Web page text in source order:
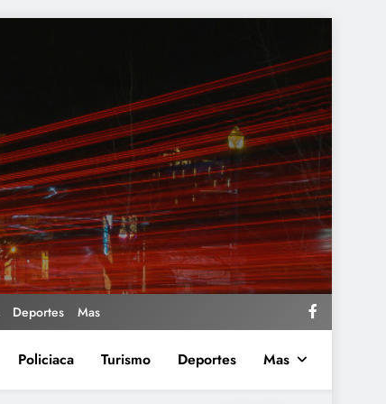
Deportes Mas
Policiaca Turismo Deportes Mas